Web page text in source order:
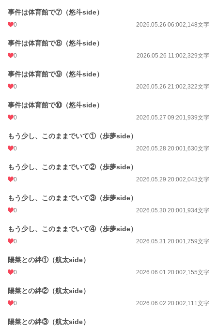
事件は体育館で⑦（悠斗side）
0 2026.05.26 06:002,148文字
事件は体育館で⑧（悠斗side）
0 2026.05.26 11:002,329文字
事件は体育館で⑨（悠斗side）
0 2026.05.26 21:002,322文字
事件は体育館で⑩（悠斗side）
0 2026.05.27 09:201,939文字
もう少し、このままでいて①（歩夢side）
0 2026.05.28 20:001,630文字
もう少し、このままでいて②（歩夢side）
0 2026.05.29 20:002,043文字
もう少し、このままでいて③（歩夢side）
0 2026.05.30 20:001,934文字
もう少し、このままでいて④（歩夢side）
0 2026.05.31 20:001,759文字
陽菜との絆①（航太side）
0 2026.06.01 20:002,155文字
陽菜との絆②（航太side）
0 2026.06.02 20:002,111文字
陽菜との絆③（航太side）